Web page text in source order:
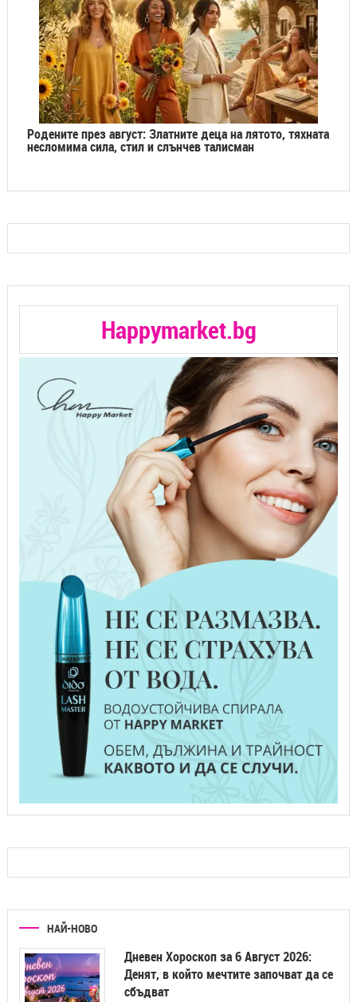
Родените през август: Златните деца на лятото, тяхната
несломима сила, стил и слънчев талисман
Happymarket.bg
НАЙ-НОВО
Дневен Хороскоп за 6 Август 2026:
Денят, в който мечтите започват да се
сбъдват